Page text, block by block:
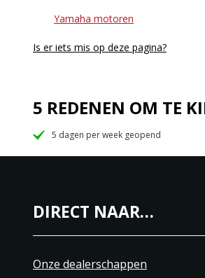
Yamaha motoren
Is er iets mis op deze pagina?
5 REDENEN OM TE
5 dagen per week geopend
DIRECT NAAR…
Onze dealerschappen